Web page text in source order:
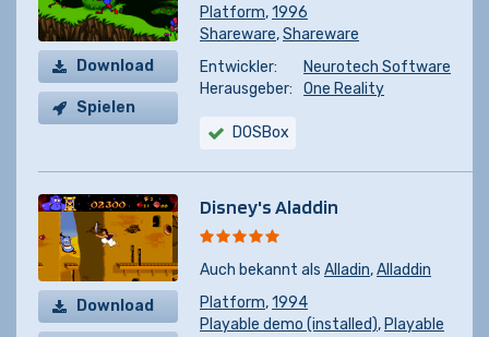
Download
Spielen
Platform,1996
Shareware,Shareware
Entwickler:
Neurotech Software
Herausgeber:
One Reality
DOSBox
Download
Disney's Aladdin
Auch bekannt als Alladin,Alladdin
Platform,1994
Playable demo (installed), Playable